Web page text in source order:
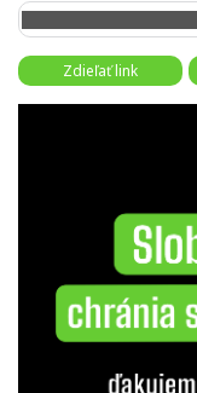
Zdieľať link